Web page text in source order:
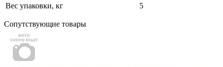
Вес упаковки, кг
5
Сопутствующие товары